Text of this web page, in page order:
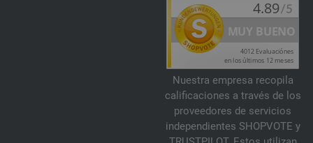
Nuestra empresa recopila
calificaciones a través de los
proveedores de servicios
independientes SHOPVOTE y